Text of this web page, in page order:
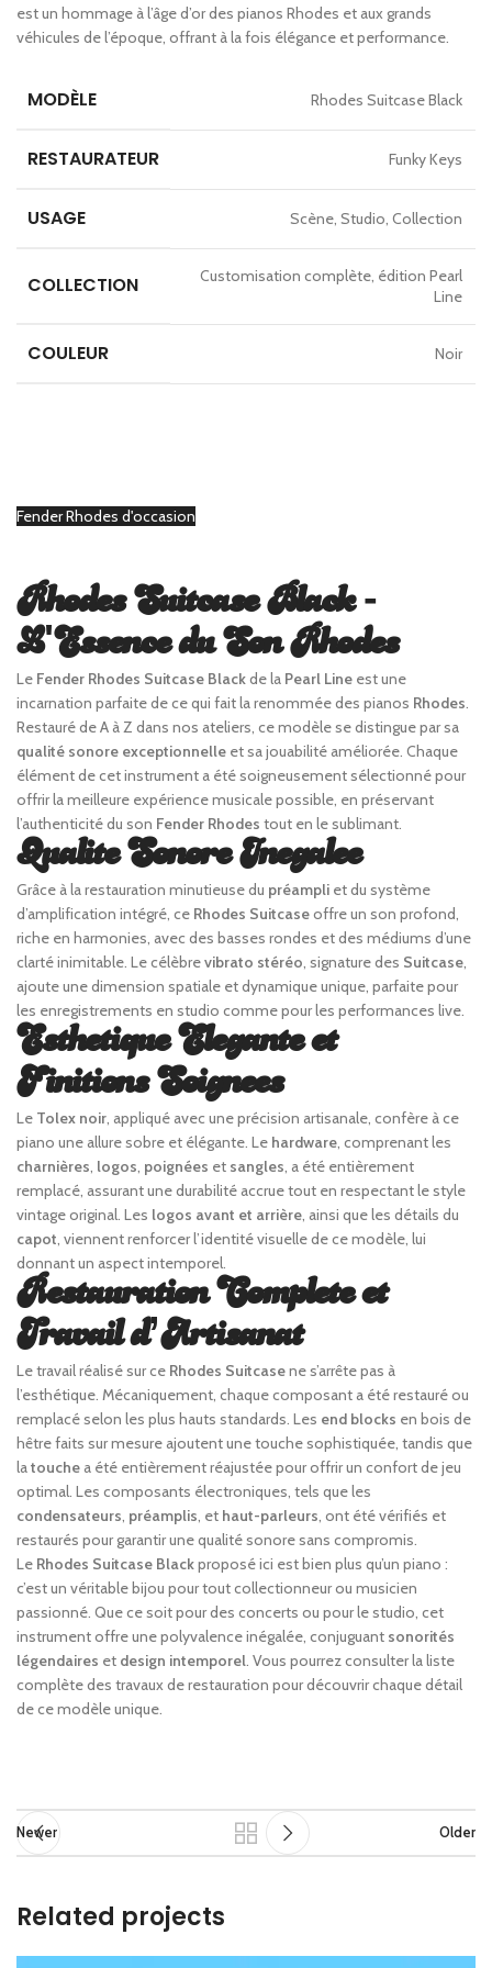
est un hommage à l’âge d’or des pianos Rhodes et aux grands
véhicules de l’époque, offrant à la fois élégance et performance.
MODÈLE Rhodes Suitcase Black
RESTAURATEUR Funky Keys
USAGE Scène, Studio, Collection
COLLECTION
Customisation complète, édition Pearl
Line
COULEUR Noir
Fender Rhodes d'occasion
Rhodes Suitcase Black -
L'Essence du Son Rhodes
Le Fender Rhodes Suitcase Blackde la Pearl Line est une
incarnation parfaite de ce qui fait la renommée des pianos Rhodes.
Restauré de A à Z dans nos ateliers, ce modèle se distingue par sa
qualité sonore exceptionnelle et sa jouabilité améliorée. Chaque
élément de cet instrument a été soigneusement sélectionné pour
offrir la meilleure expérience musicale possible, en préservant
l’authenticité du son Fender Rhodes tout en le sublimant.
Qualite Sonore Inegalee
Grâce à la restauration minutieuse du préampli et du système
d’amplification intégré, ce Rhodes Suitcaseoffre un son profond,
riche en harmonies, avec des basses rondes et des médiums d’une
clarté inimitable. Le célèbrevibrato stéréo, signature des Suitcase,
ajoute une dimension spatiale et dynamique unique, parfaite pour
les enregistrements en studio comme pour les performances live.
Esthetique Elegante et
Finitions Soignees
Le Tolex noir, appliqué avec une précision artisanale, confère à ce
piano une allure sobre et élégante. Le hardware, comprenant les
charnières, logos, poignées et sangles, a été entièrement
remplacé, assurant une durabilité accrue tout en respectant le style
vintage original. Les logos avant et arrière, ainsi que les détails du
capot, viennent renforcer l’identité visuelle de ce modèle, lui
donnant un aspect intemporel.
Restauration Complete et
Travail d’Artisanat
Le travail réalisé sur ce Rhodes Suitcasene s’arrête pas à
l’esthétique. Mécaniquement, chaque composant a été restauré ou
remplacé selon les plus hauts standards. Les end blocks en bois de
hêtre faits sur mesure ajoutent une touche sophistiquée, tandis que
latouche a été entièrement réajustée pour offrir un confort de jeu
optimal. Les composants électroniques, tels que les
condensateurs, préamplis, et haut-parleurs, ont été vérifiés et
restaurés pour garantir une qualité sonore sans compromis.
Le Rhodes Suitcase Blackproposé ici est bien plus qu’un piano :
c’est un véritable bijou pour tout collectionneur ou musicien
passionné. Que ce soit pour des concerts ou pour le studio, cet
instrument offre une polyvalence inégalée, conjuguant sonorités
légendaires et design intemporel. Vous pourrez consulter la liste
complète des travaux de restauration pour découvrir chaque détail
de ce modèle unique.
Newer Older
Related projects